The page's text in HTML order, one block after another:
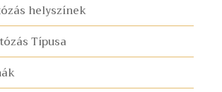
helyszínek
Típusa